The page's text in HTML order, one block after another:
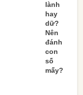
lành
hay
dữ?
Nên
đánh
con
số
mấy?